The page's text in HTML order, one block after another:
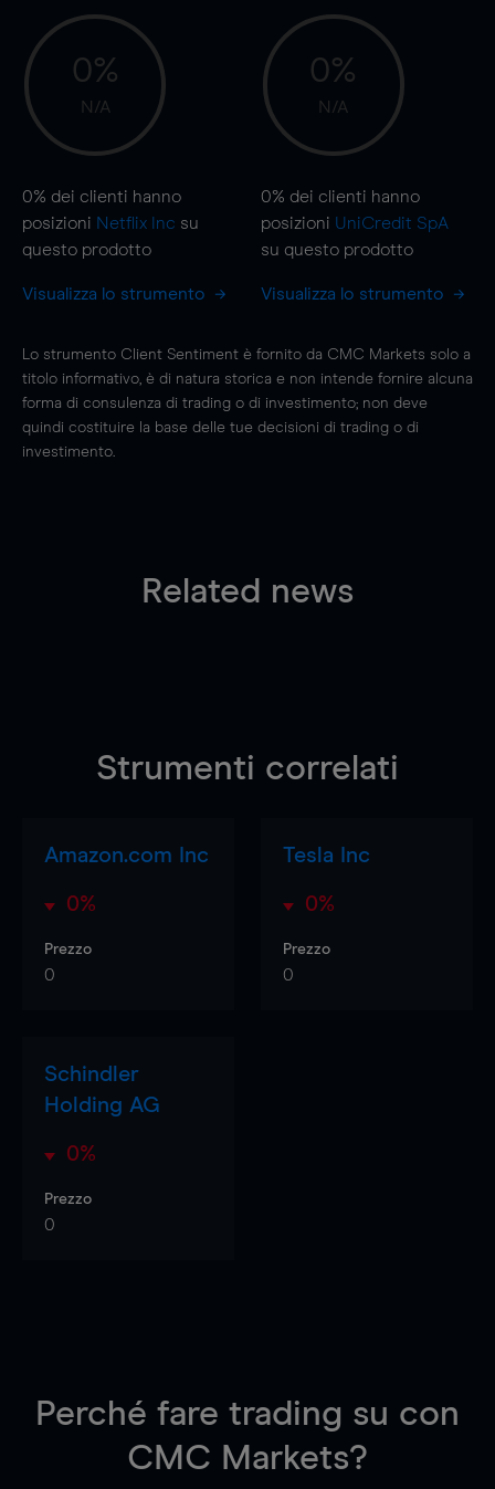
0%
N/A
0% dei clienti hanno
posizioni Netflix Inc su
questo prodotto
Visualizza lo strumento
0%
N/A
0% dei clienti hanno
posizioni UniCredit SpA
su questo prodotto
Visualizza lo strumento
Lo strumento Client Sentiment è fornito da CMC Markets solo a
titolo informativo, è di natura storica e non intende fornire alcuna
forma di consulenza di trading o di investimento; non deve
quindi costituire la base delle tue decisioni di trading o di
investimento.
Related news
Strumenti correlati
Amazon.com Inc
0%
Prezzo
0
Tesla Inc
0%
Prezzo
0
Schindler
Holding AG
0%
Prezzo
0
Perché fare trading su con
CMC Markets?